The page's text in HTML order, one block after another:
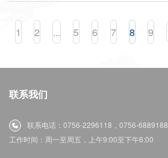
1 2 ... 5 6 7 8 9
联系我们
联系电话：0756-2296118，0756-6889188
工作时间：周一至周五，上午9:00至下午6:00